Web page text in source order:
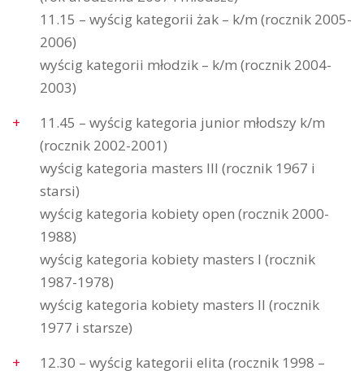
11.15 – wyścig kategorii żak – k/m (rocznik 2005-
2006)
wyścig kategorii młodzik – k/m (rocznik 2004-
2003)
11.45 – wyścig kategoria junior młodszy k/m
(rocznik 2002-2001)
wyścig kategoria masters III (rocznik 1967 i
starsi)
wyścig kategoria kobiety open (rocznik 2000-
1988)
wyścig kategoria kobiety masters I (rocznik
1987-1978)
wyścig kategoria kobiety masters II (rocznik
1977 i starsze)
12.30 – wyścig kategorii elita (rocznik 1998 –